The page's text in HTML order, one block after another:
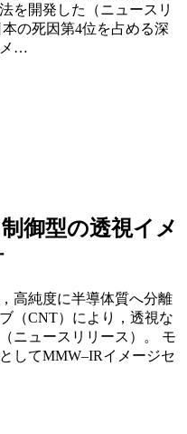
を開発した（ニュースリ
の死因第4位を占める深
メ…
御型の透視イメ
高純度に半導体質へ分離
（CNT）により，透視な
ニュースリリース）。 モ
してMMW–IRイメージセ